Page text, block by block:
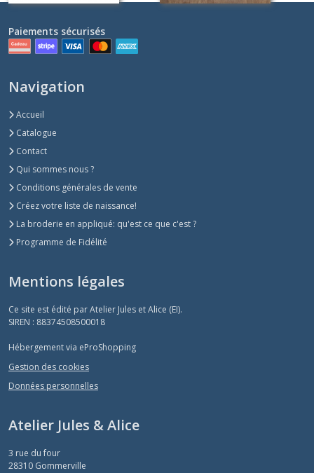
Paiements sécurisés
Navigation
Accueil
Catalogue
Contact
Qui sommes nous ?
Conditions générales de vente
Créez votre liste de naissance!
La broderie en appliqué: qu'est ce que c'est ?
Programme de Fidélité
Mentions légales
Ce site est édité par Atelier Jules et Alice (EI).
SIREN : 88374508500018
Hébergement via eProShopping
Gestion des cookies
Données personnelles
Atelier Jules & Alice
3 rue du four
28310 Gommerville